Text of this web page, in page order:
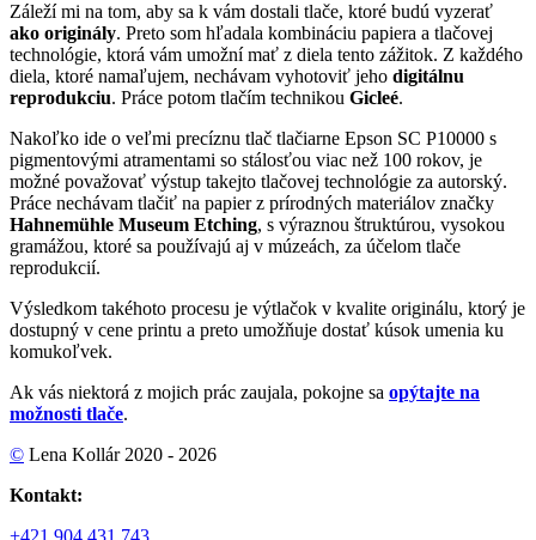
Záleží mi na tom, aby sa k vám dostali tlače, ktoré budú vyzerať
ako originály. Preto som hľadala kombináciu papiera a tlačovej
technológie, ktorá vám umožní mať z diela tento zážitok. Z každého
diela, ktoré namaľujem, nechávam vyhotoviť jeho digitálnu
reprodukciu. Práce potom tlačím technikou Gicleé.
Nakoľko ide o veľmi precíznu tlač tlačiarne Epson SC P10000 s
pigmentovými atramentami so stálosťou viac než 100 rokov, je
možné považovať výstup takejto tlačovej technológie za autorský.
Práce nechávam tlačiť na papier z prírodných materiálov značky
Hahnemühle Museum Etching, s výraznou štruktúrou, vysokou
gramážou, ktoré sa používajú aj v múzeách, za účelom tlače
reprodukcií.
Výsledkom takéhoto procesu je výtlačok v kvalite originálu, ktorý je
dostupný v cene printu a preto umožňuje dostať kúsok umenia ku
komukoľvek.
Ak vás niektorá z mojich prác zaujala, pokojne sa opýtajte na
možnosti tlače.
© Lena Kollár 2020 - 2026
Kontakt: